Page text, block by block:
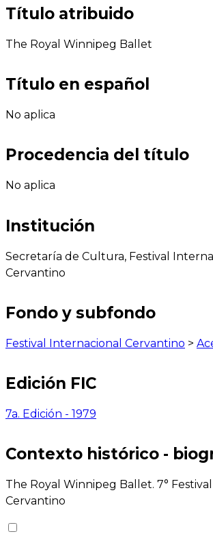
Título atribuido
The Royal Winnipeg Ballet
Título en español
No aplica
Procedencia del título
No aplica
Institución
Secretaría de Cultura, Festival
Cervantino
Fondo y subfondo
Festival Internacional Cervantino >
Edición FIC
7a. Edición - 1979
Contexto histórico -
The Royal Winnipeg Ballet. 7°
Cervantino